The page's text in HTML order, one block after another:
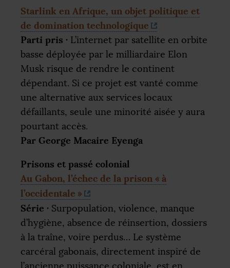
Starlink en Afrique, un objet politique et
de domination technologique
Parti pris · L’internet par satellite en orbite
basse déployée par le milliardaire Elon
Musk risque de rendre le continent
dépendant. Si ce projet est vanté comme
une alternative aux services locaux
défaillants, seule une minorité aisée y aura
pourtant accès.
Par George Macaire Eyenga
Prisons et passé colonial
Au Gabon, l’échec de la prison « à
l’occidentale »
Série · Surpopulation, violence, manque
d’hygiène, absence de réinsertion, dossiers
à la traîne, voire perdus… Le système
carcéral gabonais, directement inspiré de